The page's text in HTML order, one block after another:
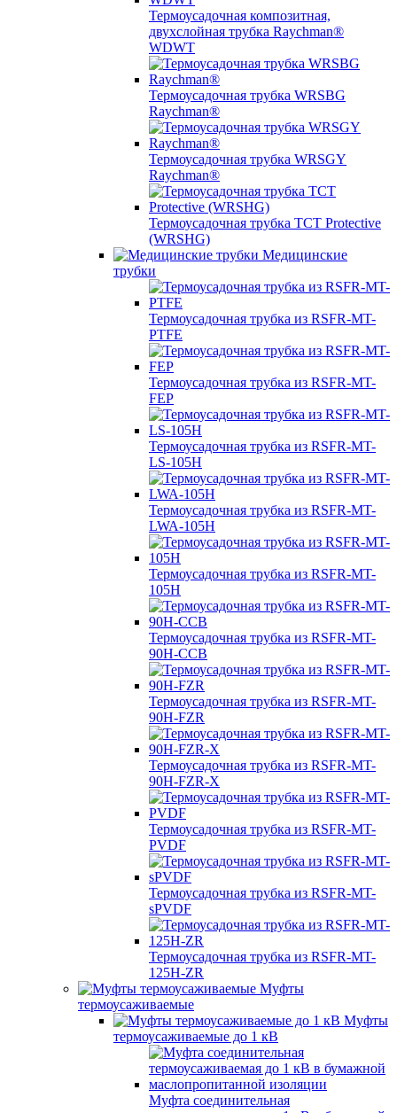
Термоусадочная композитная,
двухслойная трубка Raychman®
WDWT
Термоусадочная трубка WRSBG
Raychman®
Термоусадочная трубка WRSGY
Raychman®
Термоусадочная трубка TCT Protective
(WRSHG)
Медицинские
трубки
Термоусадочная трубка из RSFR-MT-
PTFE
Термоусадочная трубка из RSFR-MT-
FEP
Термоусадочная трубка из RSFR-MT-
LS-105H
Термоусадочная трубка из RSFR-MT-
LWA-105H
Термоусадочная трубка из RSFR-MT-
105H
Термоусадочная трубка из RSFR-MT-
90H-CCB
Термоусадочная трубка из RSFR-MT-
90H-FZR
Термоусадочная трубка из RSFR-MT-
90H-FZR-X
Термоусадочная трубка из RSFR-MT-
PVDF
Термоусадочная трубка из RSFR-MT-
sPVDF
Термоусадочная трубка из RSFR-MT-
125H-ZR
Муфты
термоусаживаемые
Муфты
термоусаживаемые до 1 кВ
Муфта соединительная